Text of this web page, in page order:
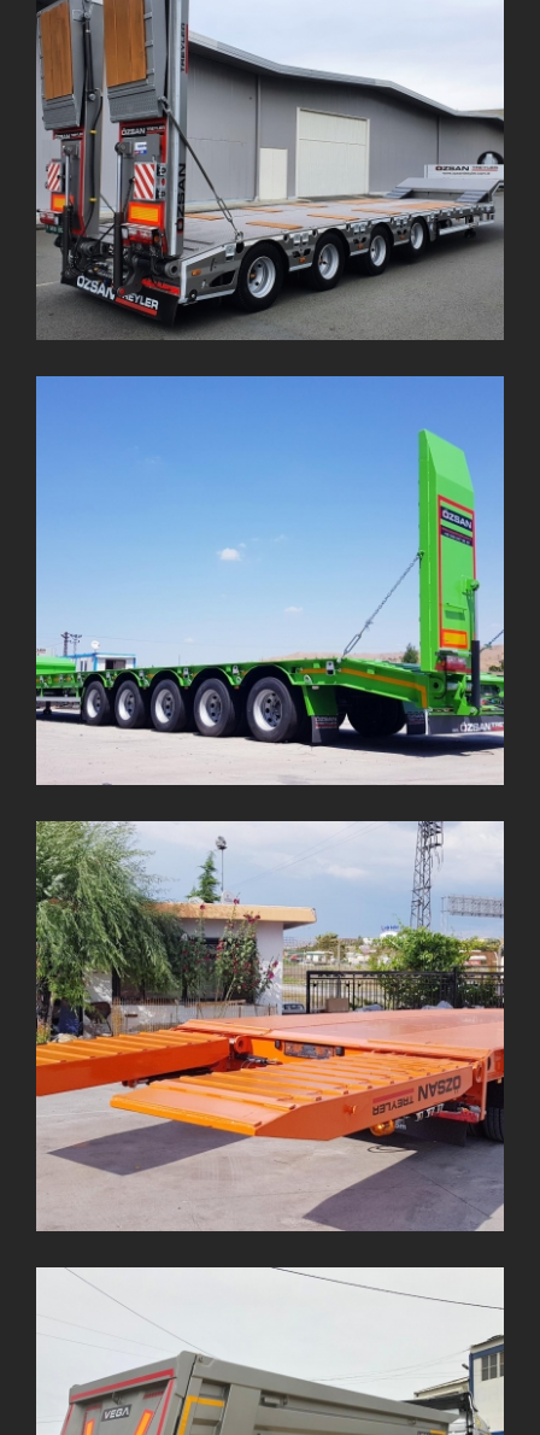
5 Dingil Lowbed
3 Dingil Damper
3 Dingil Standard Damper